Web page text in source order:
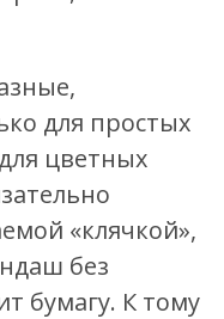
для простых
цветных
«клячкой»,
без
бумагу. К тому